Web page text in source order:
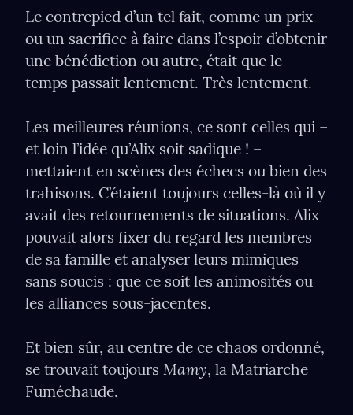
Le contrepied d’un tel fait, comme un prix
ou un sacriﬁce à faire dans l’espoir d’obtenir
une bénédiction ou autre, était que le
temps passait lentement. Très lentement.
Les meilleures réunions, ce sont celles qui –
et loin l’idée qu’Alix soit sadique ! –
mettaient en scènes des échecs ou bien des
trahisons. C’étaient toujours celles-là où il y
avait des retournements de situations. Alix
pouvait alors ﬁxer du regard les membres
de sa famille et analyser leurs mimiques
sans soucis : que ce soit les animosités ou
les alliances sous-jacentes.
Et bien sûr, au centre de ce chaos ordonné,
se trouvait toujours Mamy, la Matriarche
Fuméchaude.